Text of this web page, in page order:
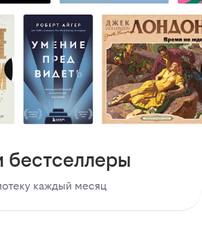
бестселлеры
каждый месяц